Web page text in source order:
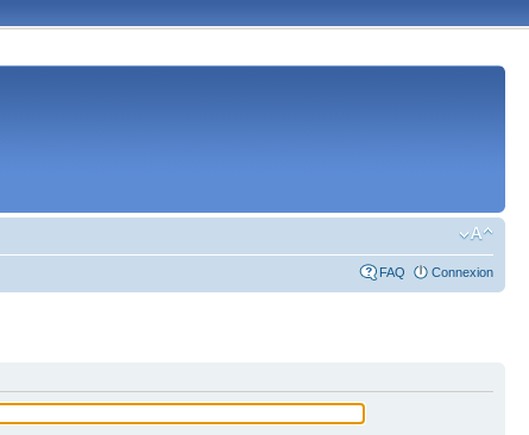
FAQ Connexion